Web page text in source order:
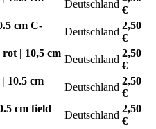
Deutschland
€
cm C-
Deutschland
2,50
€
| 10,5 cm
Deutschland
2,50
€
10.5 cm
Deutschland
2,50
€
cm field
Deutschland
2,50
€